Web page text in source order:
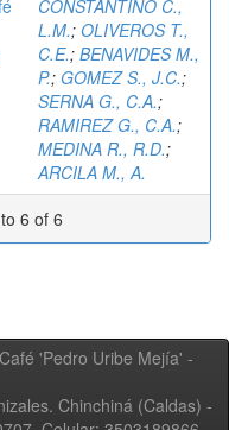
CONSTANTINO C.,
L.M.; OLIVEROS T.,
C.E.; BENAVIDES M.,
P.; GOMEZ S., J.C.;
SERNA G., C.A.;
RAMIREZ G., C.A.;
MEDINA R., R.D.;
ARCILA M., A.
6 of 6
'Pedro Uribe Mejía' -
Chinchiná (Caldas) -